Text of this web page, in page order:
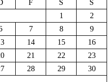
F S
S
1
2
7 8
9
14 15
16
21 22
23
28 29
30